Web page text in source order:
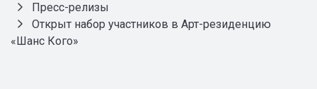
Пресс-релизы
Открыт набор участников в Арт-резиденцию
«Шанс Кого»